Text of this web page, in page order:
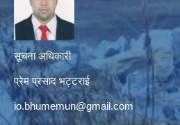
सूचना अधिकारी
प्रेम प्रसाद भट्टराई
io.bhumemun@gmail.com